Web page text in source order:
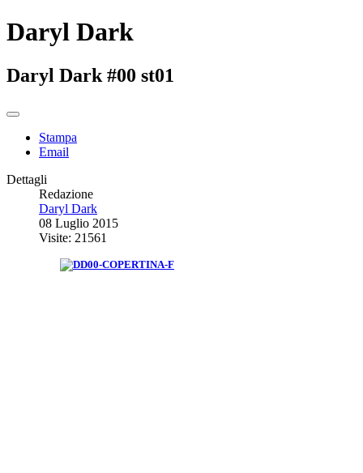
Daryl Dark
Daryl Dark #00 st01
Stampa
Email
Dettagli
Redazione
Daryl Dark
08 Luglio 2015
Visite: 21561